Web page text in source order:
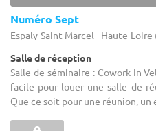
Numéro Sept
Espaly-Saint-Marcel - Haute-Loire
Salle de réception
Salle de séminaire : Cowork In
facile pour louer une salle de
Que ce soit pour une réunion,